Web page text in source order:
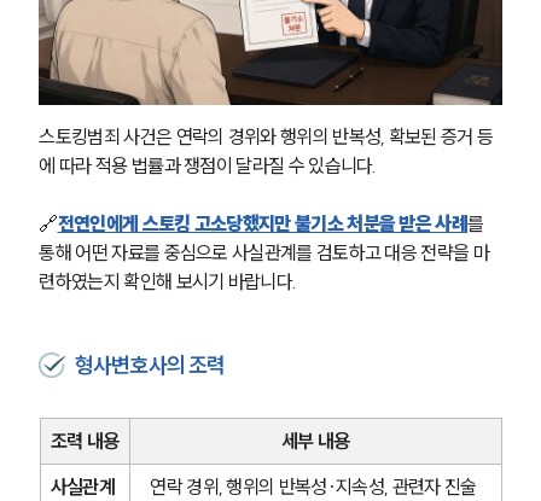
스토킹범죄 사건은 연락의 경위와 행위의 반복성, 확보된 증거 등
에 따라 적용 법률과 쟁점이 달라질 수 있습니다.
🔗전연인에게 스토킹 고소당했지만 불기소 처분을 받은 사례를
통해 어떤 자료를 중심으로 사실관계를 검토하고 대응 전략을 마
련하였는지 확인해 보시기 바랍니다.
형사변호사의 조력
조력 내용
세부 내용
사실관계
연락 경위, 행위의 반복성·지속성, 관련자 진술